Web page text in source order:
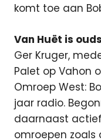
komt toe aan
Van Huët is
Ger Kruger,
Palet op Vahon
Omroep West:
jaar radio.
daarnaast
omroepen zoals